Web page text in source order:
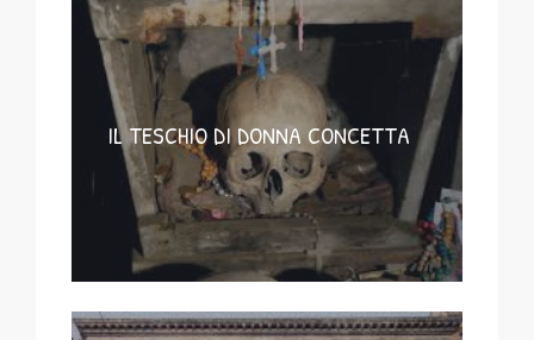
IL TESCHIO DI DONNA CONCETTA